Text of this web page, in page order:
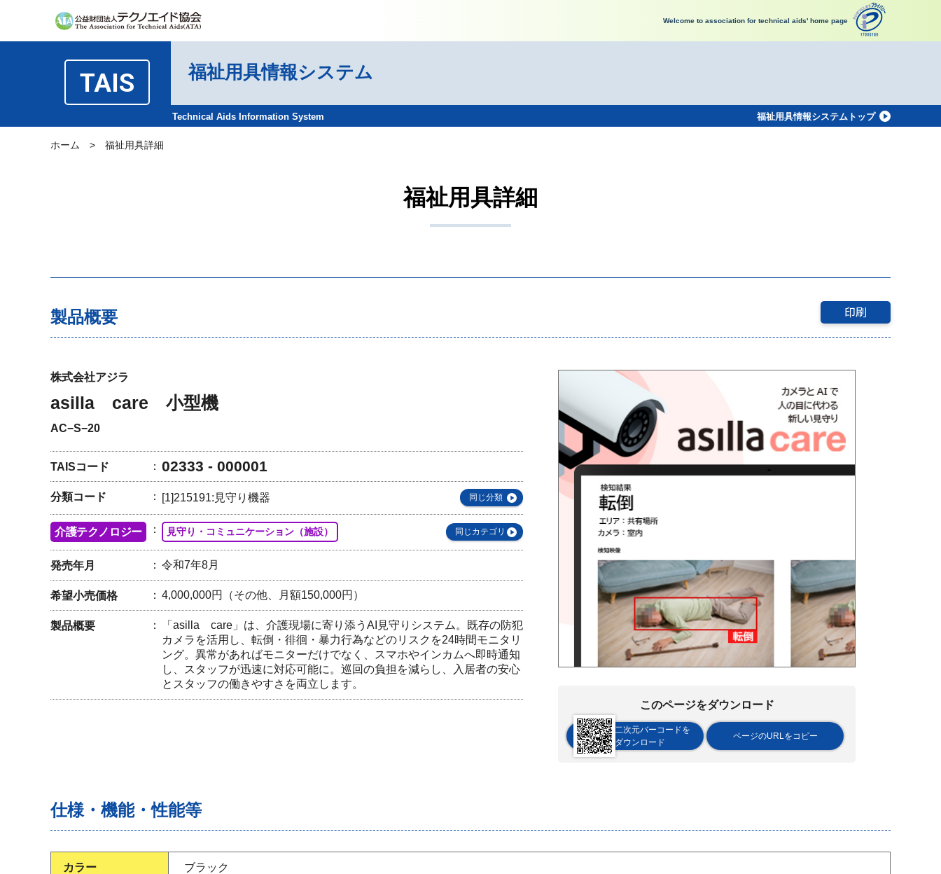
Welcome to association for technical aids' home page
TAIS 福祉用具情報システム
Technical Aids Information System 福祉用具情報システムトップ
ホーム > 福祉用具詳細
福祉用具詳細
製品概要 印刷
株式会社アジラ
asilla care 小型機
AC−S−20
TAISコード 02333 - 000001
分類コード [1]215191:見守り機器 同じ分類
介護テクノロジー 見守り・コミュニケーション（施設） 同じカテゴリ
発売年月 令和7年8月
希望小売価格 4,000,000円（その他、月額150,000円）
製品概要
「asilla care」は、介護現場に寄り添うAI見守りシステム。既存の防犯
カメラを活用し、転倒・徘徊・暴力行為などのリスクを24時間モニタリ
ング。異常があればモニターだけでなく、スマホやインカムへ即時通知
し、スタッフが迅速に対応可能に。巡回の負担を減らし、入居者の安心
とスタッフの働きやすさを両立します。
このページをダウンロード
二次元バーコードを
ダウンロード
ページのURLをコピー
仕様・機能・性能等
カラー ブラック